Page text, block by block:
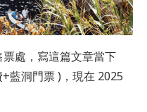
處，寫這篇文章當下
藍洞門票 )，現在 2025